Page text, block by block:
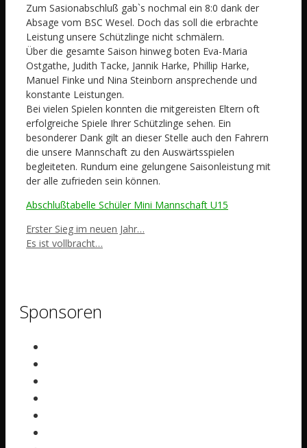
Zum Sasionabschluß gab`s nochmal ein 8:0 dank der
Absage vom BSC Wesel. Doch das soll die erbrachte
Leistung unsere Schützlinge nicht schmälern.
Über die gesamte Saison hinweg boten Eva-Maria
Ostgathe, Judith Tacke, Jannik Harke, Phillip Harke,
Manuel Finke und Nina Steinborn ansprechende und
konstante Leistungen.
Bei vielen Spielen konnten die mitgereisten Eltern oft
erfolgreiche Spiele Ihrer Schützlinge sehen. Ein
besonderer Dank gilt an dieser Stelle auch den Fahrern
die unsere Mannschaft zu den Auswärtsspielen
begleiteten. Rundum eine gelungene Saisonleistung mit
der alle zufrieden sein können.
Abschlußtabelle Schüler Mini Mannschaft U15
Erster Sieg im neuen Jahr…
Es ist vollbracht…
Sponsoren